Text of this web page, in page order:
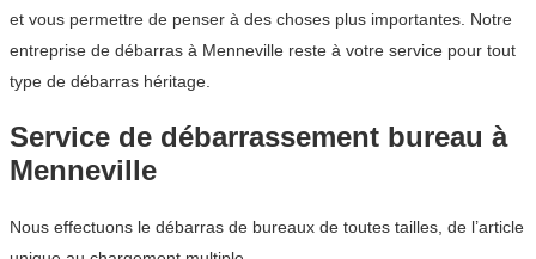
et vous permettre de penser à des choses plus importantes. Notre
entreprise de débarras à Menneville reste à votre service pour tout
type de débarras héritage.
Service de débarrassement bureau à
Menneville
Nous effectuons le débarras de bureaux de toutes tailles, de l’article